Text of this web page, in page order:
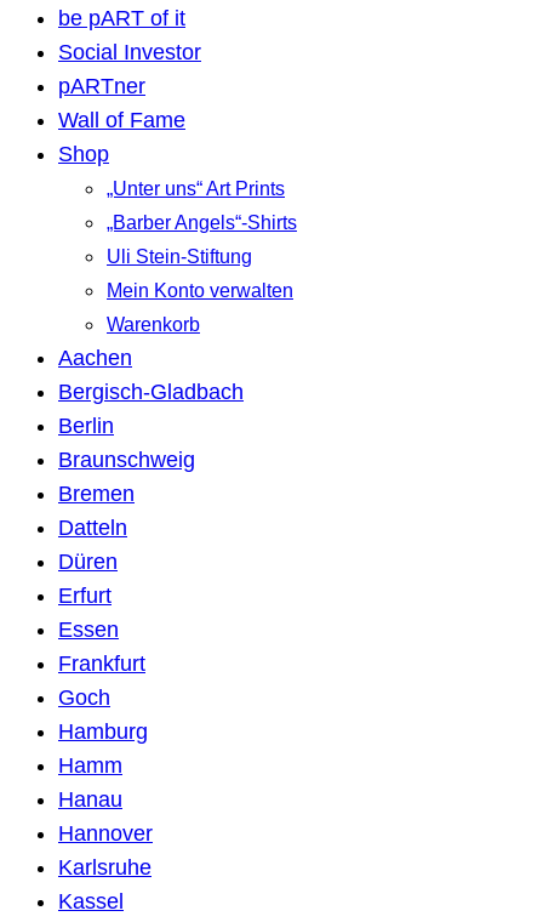
be pART of it
Social Investor
pARTner
Wall of Fame
Shop
„Unter uns“ Art Prints
„Barber Angels“-Shirts
Uli Stein-Stiftung
Mein Konto verwalten
Warenkorb
Aachen
Bergisch-Gladbach
Berlin
Braunschweig
Bremen
Datteln
Düren
Erfurt
Essen
Frankfurt
Goch
Hamburg
Hamm
Hanau
Hannover
Karlsruhe
Kassel